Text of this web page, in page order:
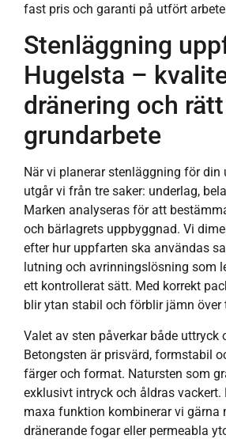
fast pris och garanti på utfört
Stenläggning
Hugelsta –
dränering och rätt
grundarbete
När vi planerar stenläggning för din
utgår vi från tre saker: underlag,
Marken analyseras för att
och bärlagrets uppbyggnad. Vi
efter hur uppfarten ska användas
lutning och avrinningslösning som
ett kontrollerat sätt. Med korrekt
blir ytan stabil och förblir jämn över
Valet av sten påverkar både uttryck
Betongsten är prisvärd, formstabil
färger och format. Natursten som
exklusivt intryck och åldras vackert.
maxa funktion kombinerar vi gärna
dränerande fogar eller permeabla